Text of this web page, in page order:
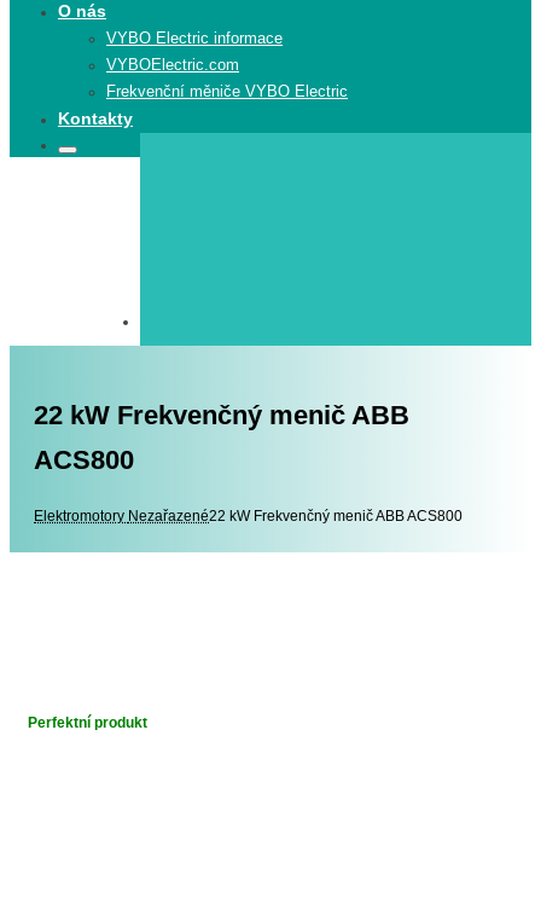
O nás
VYBO Electric informace
VYBOElectric.com
Frekvenční měniče VYBO Electric
Kontakty
Search
Search
22 kW Frekvenčný menič ABB
ACS800
Elektromotory Elektromotory
Nezařazené22 kW Frekvenčný menič ABB ACS800
Perfektní produkt